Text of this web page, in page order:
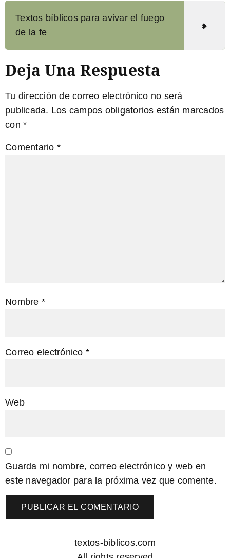
Textos bíblicos para avivar el fuego
de la fe
Deja Una Respuesta
Tu dirección de correo electrónico no será
publicada. Los campos obligatorios están marcados
con *
Comentario *
Nombre *
Correo electrónico *
Web
Guarda mi nombre, correo electrónico y web en
este navegador para la próxima vez que comente.
textos-biblicos.com